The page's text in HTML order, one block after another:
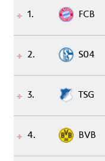
1. FCB
2. S04
3. TSG
4. BVB